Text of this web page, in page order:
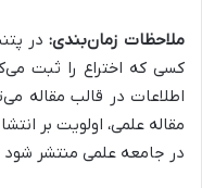
ملاحظات زمان‌بندی: در
کسی که اختراع را ثبت
اطلاعات در قالب مقاله
مقاله علمی، اولویت بر
در جامعه علمی منتشر شود